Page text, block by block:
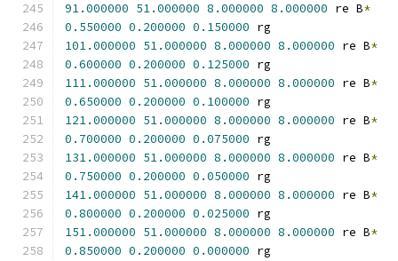
91.000000 51.000000 8.000000 8.000000 re B*
0.550000 0.200000 0.150000 rg
101.000000 51.000000 8.000000 8.000000 re B*
0.600000 0.200000 0.125000 rg
111.000000 51.000000 8.000000 8.000000 re B*
0.650000 0.200000 0.100000 rg
121.000000 51.000000 8.000000 8.000000 re B*
0.700000 0.200000 0.075000 rg
131.000000 51.000000 8.000000 8.000000 re B*
0.750000 0.200000 0.050000 rg
141.000000 51.000000 8.000000 8.000000 re B*
0.800000 0.200000 0.025000 rg
151.000000 51.000000 8.000000 8.000000 re B*
0.850000 0.200000 0.000000 rg